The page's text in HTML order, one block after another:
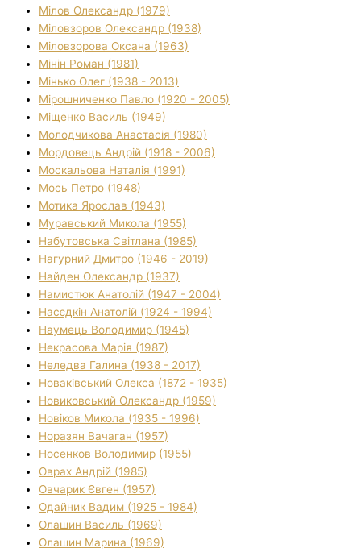
Мілов Олександр (1979)
Міловзоров Олександр (1938)
Міловзорова Оксана (1963)
Мінін Роман (1981)
Мінько Олег (1938 - 2013)
Мірошниченко Павло (1920 - 2005)
Міщенко Василь (1949)
Молодчикова Анастасія (1980)
Мордовець Андрій (1918 - 2006)
Москальова Наталія (1991)
Мось Петро (1948)
Мотика Ярослав (1943)
Муравський Микола (1955)
Набутовська Світлана (1985)
Нагурний Дмитро (1946 - 2019)
Найден Олександр (1937)
Намистюк Анатолій (1947 - 2004)
Насєдкін Анатолій (1924 - 1994)
Наумець Володимир (1945)
Некрасова Марія (1987)
Неледва Галина (1938 - 2017)
Новаківський Олекса (1872 - 1935)
Новиковський Олександр (1959)
Новіков Микола (1935 - 1996)
Норазян Вачаган (1957)
Носенков Володимир (1955)
Оврах Андрій (1985)
Овчарик Євген (1957)
Одайник Вадим (1925 - 1984)
Олашин Василь (1969)
Олашин Марина (1969)